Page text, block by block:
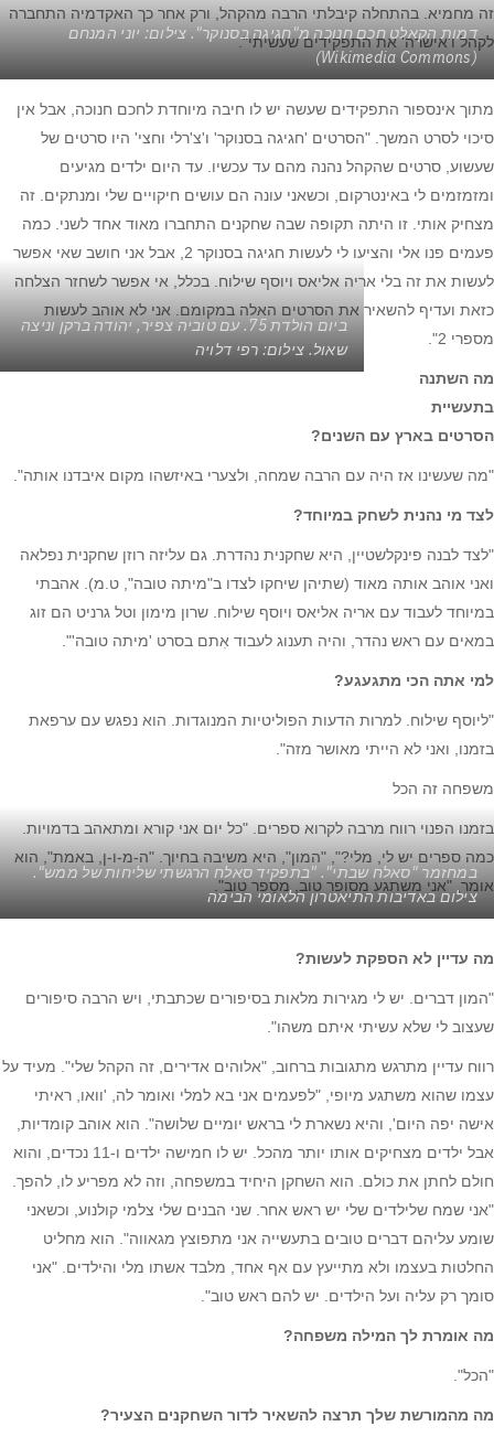
זה מחמיא. בהתחלה קיבלתי הרבה מהקהל, ורק אחר כך האקדמיה התחברה
לקהל ו'אישרה' את התפקידים שעשיתי".
דמות הקאלט חכם חנוכה מ"חגיגה בסנוקר". צילום: יוני המנחם
(Wikimedia Commons)
מתוך אינספור התפקידים שעשה יש לו חיבה מיוחדת לחכם חנוכה, אבל אין
סיכוי לסרט המשך. "הסרטים 'חגיגה בסנוקר' ו'צ'רלי וחצי' היו סרטים של
שעשוע, סרטים שהקהל נהנה מהם עד עכשיו. עד היום ילדים מגיעים
ומזמזמים לי באינטרקום, וכשאני עונה הם עושים חיקויים שלי ומנתקים. זה
מצחיק אותי. זו היתה תקופה שבה שחקנים התחברו מאוד אחד לשני. כמה
פעמים פנו אלי והציעו לי לעשות חגיגה בסנוקר 2, אבל אני חושב שאי אפשר
לעשות את זה בלי אריה אליאס ויוסף שילוח. בכלל, אי אפשר לשחזר הצלחה
כזאת ועדיף להשאיר את הסרטים האלה במקומם. אני לא אוהב לעשות
מספרי 2".
ביום הולדת 75. עם טוביה צפיר, יהודה ברקן וניצה
שאול. צילום: רפי דלויה
מה השתנה
בתעשיית
הסרטים בארץ עם השנים?
"מה שעשינו אז היה עם הרבה שמחה, ולצערי באיזשהו מקום איבדנו אותה".
לצד מי נהנית לשחק במיוחד?
"לצד לבנה פינקלשטיין, היא שחקנית נהדרת. גם עליזה רוזן שחקנית נפלאה
ואני אוהב אותה מאוד (שתיהן שיחקו לצדו ב"מיתה טובה", ט.מ). אהבתי
במיוחד לעבוד עם אריה אליאס ויוסף שילוח. שרון מימון וטל גרניט הם זוג
במאים עם ראש נהדר, והיה תענוג לעבוד אִתם בסרט 'מיתה טובה'".
למי אתה הכי מתגעגע?
"ליוסף שילוח. למרות הדעות הפוליטיות המנוגדות. הוא נפגש עם ערפאת
בזמנו, ואני לא הייתי מאושר מזה".
משפחה זה הכל
בזמנו הפנוי רווח מרבה לקרוא ספרים. "כל יום אני קורא ומתאהב בדמויות.
כמה ספרים יש לי, מלי?", "המון", היא משיבה בחיוך. "ה-מ-ו-ן, באמת", הוא
אומר, "אני משתגע מסופר טוב, מסֵפר טוב".
במחזמר "סאלח שבתי". "בתפקיד סאלח הרגשתי שליחות של ממש".
צילום באדיבות התיאטרון הלאומי הבימה
מה עדיין לא הספקת לעשות?
"המון דברים. יש לי מגירות מלאות בסיפורים שכתבתי, ויש הרבה סיפורים
שעצוב לי שלא עשיתי איתם משהו".
רווח עדיין מתרגש מתגובות ברחוב, "אלוהים אדירים, זה הקהל שלי". מעיד על
עצמו שהוא משתגע מיופי, "לפעמים אני בא למלי ואומר לה, 'וואו, ראיתי
אישה יפה היום', והיא נשארת לי בראש יומיים שלושה". הוא אוהב קומדיות,
אבל ילדים מצחיקים אותו יותר מהכל. יש לו חמישה ילדים ו-11 נכדים, והוא
חולם לחתן את כולם. הוא השחקן היחיד במשפחה, וזה לא מפריע לו, להפך.
"אני שמח שלילדים שלי יש ראש אחר. שני הבנים שלי צלמי קולנוע, וכשאני
שומע עליהם דברים טובים בתעשייה אני מתפוצץ מגאווה". הוא מחליט
החלטות בעצמו ולא מתייעץ עם אף אחד, מלבד אשתו מלי והילדים. "אני
סומך רק עליה ועל הילדים. יש להם ראש טוב".
מה אומרת לך המילה משפחה?
"הכל".
מה מהמורשת שלך תרצה להשאיר לדור השחקנים הצעיר?